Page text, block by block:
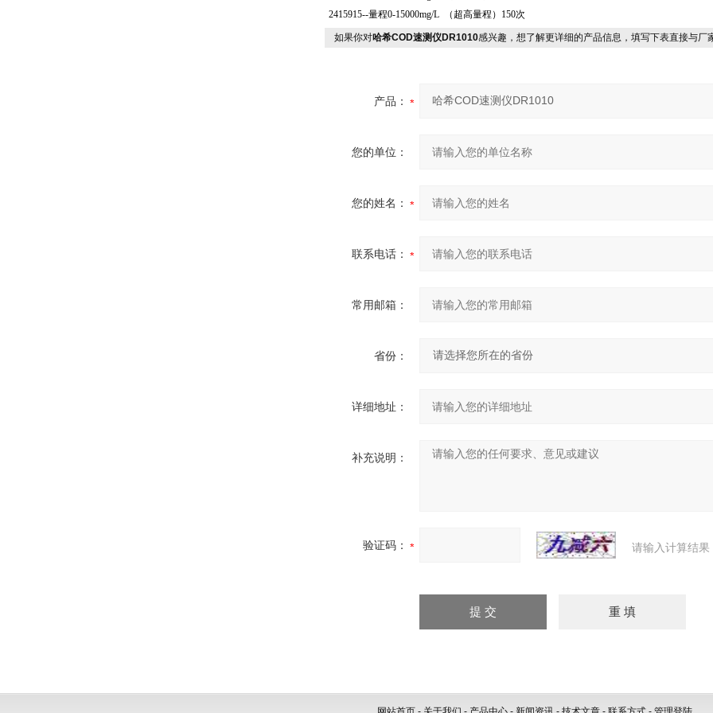
2415915--量程0-15000mg/L （超高量程）150次
如果你对哈希COD速测仪DR1010感兴趣，想了解更详细的产品信息，填写下表直接与厂
产品：
您的单位：
您的姓名：
联系电话：
常用邮箱：
省份：
详细地址：
补充说明：
验证码： 请输入计算结